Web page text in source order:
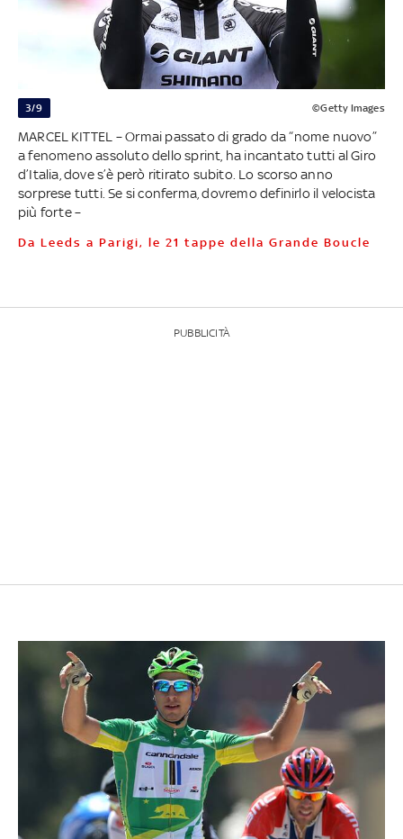
3/9 ©Getty Images
MARCEL KITTEL – Ormai passato di grado da “nome nuovo”
a fenomeno assoluto dello sprint, ha incantato tutti al Giro
d’Italia, dove s’è però ritirato subito. Lo scorso anno
sorprese tutti. Se si conferma, dovremo definirlo il velocista
più forte –
Da Leeds a Parigi, le 21 tappe della Grande Boucle
PUBBLICITÀ